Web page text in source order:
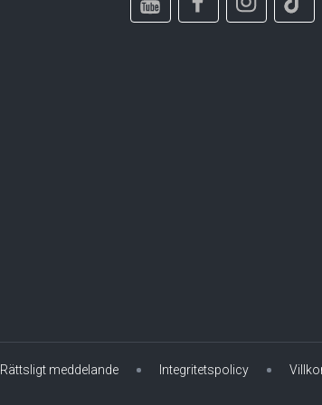
Rättsligt meddelande Integritetspolicy